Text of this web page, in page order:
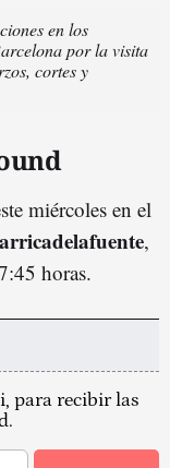
en los
por la visita
cortes y
miércoles en el
,
horas.
para recibir las